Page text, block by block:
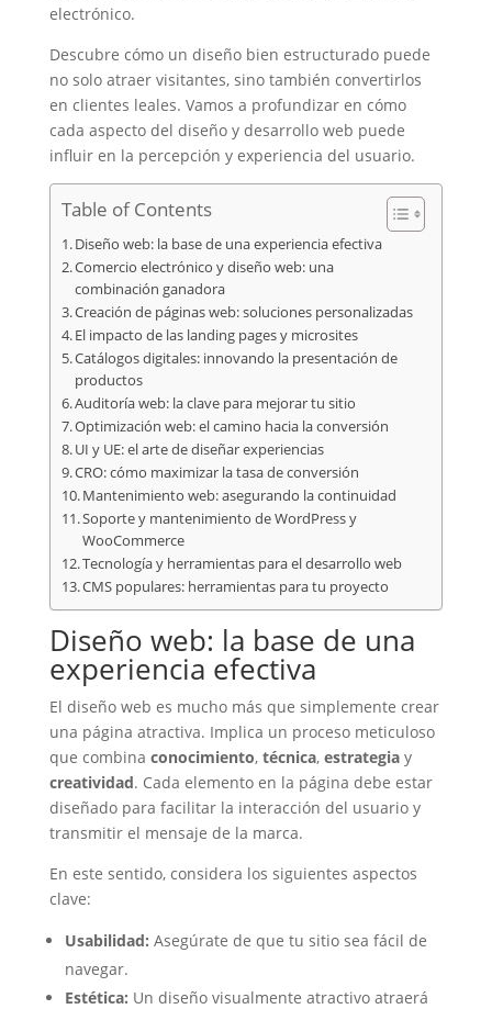
electrónico.
Descubre cómo un diseño bien estructurado puede
no solo atraer visitantes, sino también convertirlos
en clientes leales. Vamos a profundizar en cómo
cada aspecto del diseño y desarrollo web puede
influir en la percepción y experiencia del usuario.
Table of Contents
Diseño web: la base de una experiencia efectiva
Comercio electrónico y diseño web: una
combinación ganadora
Creación de páginas web: soluciones personalizadas
El impacto de las landing pages y microsites
Catálogos digitales: innovando la presentación de
productos
Auditoría web: la clave para mejorar tu sitio
Optimización web: el camino hacia la conversión
UI y UE: el arte de diseñar experiencias
CRO: cómo maximizar la tasa de conversión
Mantenimiento web: asegurando la continuidad
Soporte y mantenimiento de WordPress y
WooCommerce
Tecnología y herramientas para el desarrollo web
CMS populares: herramientas para tu proyecto
Diseño web: la base de una
experiencia efectiva
El diseño web es mucho más que simplemente crear
una página atractiva. Implica un proceso meticuloso
que combina conocimiento, técnica, estrategiay
creatividad. Cada elemento en la página debe estar
diseñado para facilitar la interacción del usuario y
transmitir el mensaje de la marca.
En este sentido, considera los siguientes aspectos
clave:
Usabilidad: Asegúrate de que tu sitio sea fácil de
navegar.
Estética: Un diseño visualmente atractivo atraerá